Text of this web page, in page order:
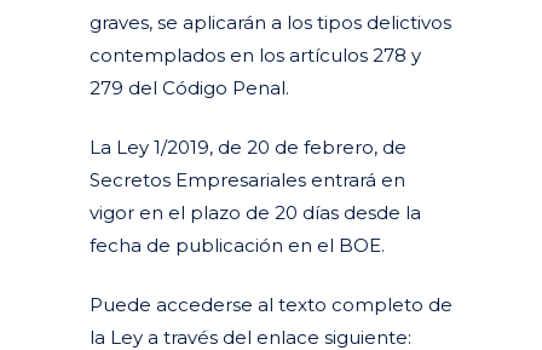
graves, se aplicarán a los tipos delictivos
contemplados en los artículos 278 y
279 del Código Penal.
La Ley 1/2019, de 20 de febrero, de
Secretos Empresariales entrará en
vigor en el plazo de 20 días desde la
fecha de publicación en el BOE.
Puede accederse al texto completo de
la Ley a través del enlace siguiente: